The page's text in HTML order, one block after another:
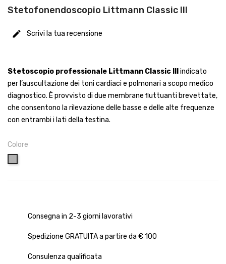
Stetofonendoscopio Littmann Classic III
Scrivi la tua recensione
Stetoscopio professionale Littmann Classic III indicato
per l’auscultazione dei toni cardiaci e polmonari a scopo medico
diagnostico. È provvisto di due membrane ﬂuttuanti brevettate,
che consentono la rilevazione delle basse e delle alte frequenze
con entrambi i lati della testina.
Colore
Consegna in 2-3 giorni lavorativi
Spedizione GRATUITA a partire da € 100
Consulenza qualificata